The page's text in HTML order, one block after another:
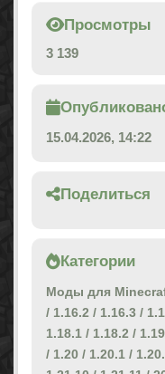
Просмотры
3 139
15.04.2026, 14:22
Поделиться
Категории
Моды для
/ 1.16.2 / 1.16.3 /
1.18.1 / 1.18.2 / 1.19
/ 1.20 / 1.20.1 /